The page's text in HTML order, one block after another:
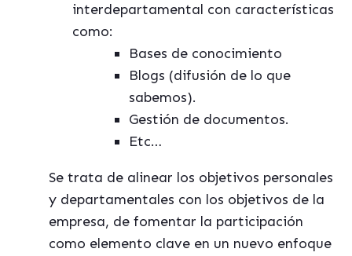
interdepartamental con características
como:
Bases de conocimiento
Blogs (difusión de lo que
sabemos).
Gestión de documentos.
Etc…
Se trata de alinear los objetivos personales
y departamentales con los objetivos de la
empresa, de fomentar la participación
como elemento clave en un nuevo enfoque